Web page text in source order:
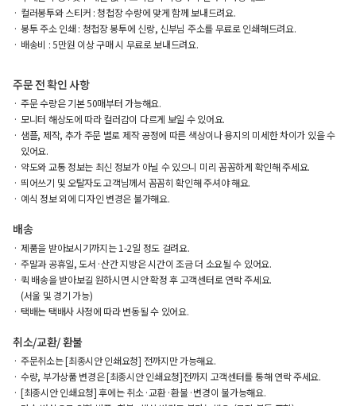
컬러봉투와 스티커 : 청첩장 수량에 맞게 함께 보내드려요.
봉투 주소 인쇄 : 청첩장 봉투에 신랑, 신부님 주소를 무료로 인쇄해드려요.
배송비 : 5만원 이상 구매 시 무료로 보내드려요.
주문 전 확인 사항
주문 수량은 기본 50매부터 가능해요.
모니터 해상도에 따라 컬러감이 다르게 보일 수 있어요.
샘플, 제작, 추가 주문 별로 제작 공정에 따른 색상이나 용지의 미세한 차이가 있을 수
있어요.
약도와 교통 정보는 최신 정보가 아닐 수 있으니 미리 꼼꼼하게 확인해 주세요.
띄어쓰기 및 오탈자도 고객님께서 꼼꼼히 확인해 주셔야 해요.
예식 정보 외에 디자인 변경은 불가해요.
배송
제품을 받아보시기까지는 1-2일 정도 걸려요.
주말과 공휴일, 도서·산간 지방은 시간이 조금 더 소요될 수 있어요.
퀵 배송을 받아보길 원하시면 시안 확정 후 고객센터로 연락 주세요.
(서울 및 경기 가능)
택배는 택배사 사정에 따라 변동될 수 있어요.
취소/교환/ 환불
주문취소는 [최종시안 인쇄요청] 전까지만 가능해요.
수량, 부가상품 변경은 [최종시안 인쇄요청]전까지 고객센터를 통해 연락 주세요.
[최종시안 인쇄요청] 후에는 취소·교환·환불·변경이 불가능해요.